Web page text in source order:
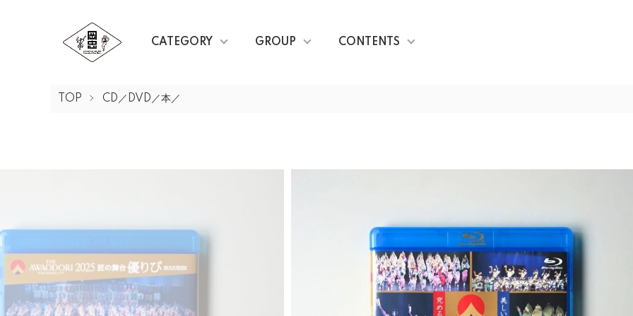
CATEGORY GROUP CONTENTS
TOP CD／DVD／本／